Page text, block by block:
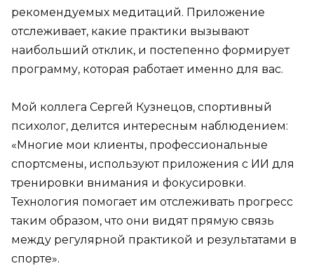
рекомендуемых медитаций. Приложение
отслеживает, какие практики вызывают
наибольший отклик, и постепенно формирует
программу, которая работает именно для вас.
Мой коллега Сергей Кузнецов, спортивный
психолог, делится интересным наблюдением:
«Многие мои клиенты, профессиональные
спортсмены, используют приложения с ИИ для
тренировки внимания и фокусировки.
Технология помогает им отслеживать прогресс
таким образом, что они видят прямую связь
между регулярной практикой и результатами в
спорте».